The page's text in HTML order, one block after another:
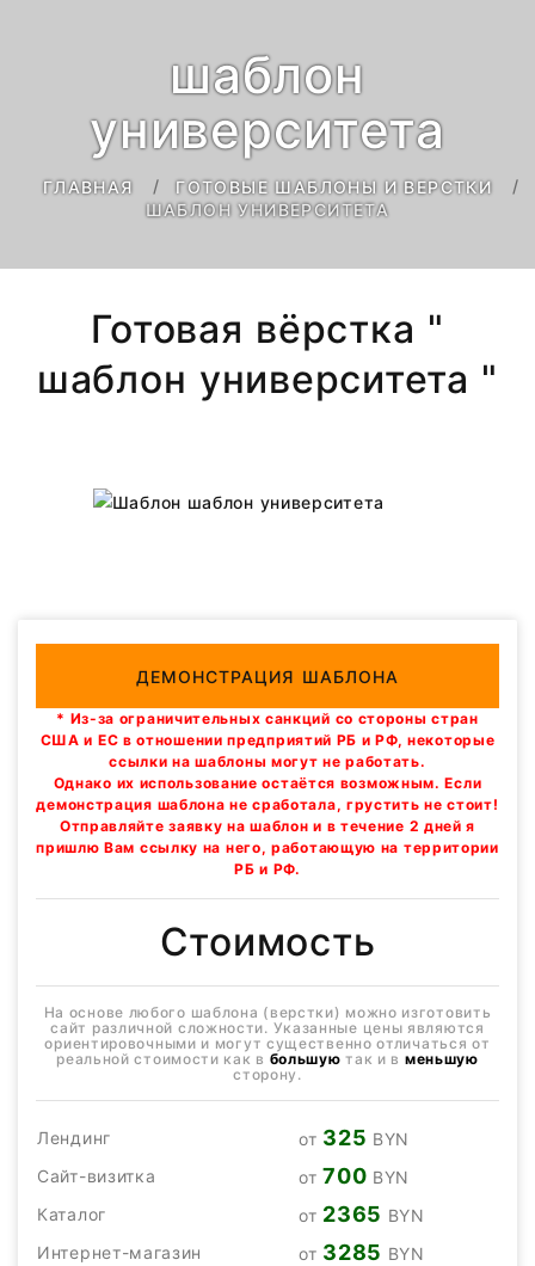
шаблон
университета
ГЛАВНАЯ
ГОТОВЫЕ ШАБЛОНЫ И ВЕРСТКИ
ШАБЛОН УНИВЕРСИТЕТА
Готовая вёрстка "
шаблон университета "
ДЕМОНСТРАЦИЯ ШАБЛОНА
* Из-за ограничительных санкций со стороны стран
США и ЕС в отношении предприятий РБ и РФ, некоторые
ссылки на шаблоны могут не работать.
Однако их использование остаётся возможным. Если
демонстрация шаблона не сработала, грустить не стоит!
Отправляйте заявку на шаблон и в течение 2 дней я
пришлю Вам ссылку на него, работающую на территории
РБ и РФ.
Стоимость
На основе любого шаблона (верстки) можно изготовить
сайт различной сложности. Указанные цены являются
ориентировочными и могут существенно отличаться от
реальной стоимости как в большую так и в меньшую
сторону.
Лендинг от 325 BYN
Сайт-визитка
от700 BYN
Каталог
от 2365 BYN
Интернет-магазин
от 3285 BYN